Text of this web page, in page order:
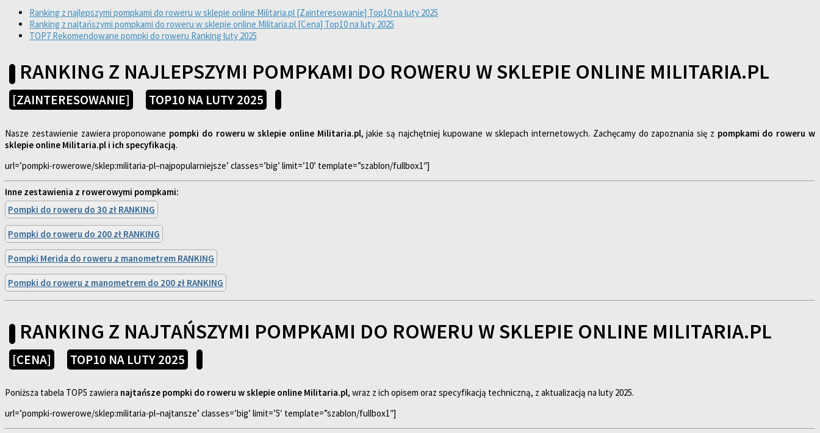
Ranking z najlepszymi pompkami do roweru w sklepie online Militaria.pl [Zainteresowanie] Top10 na luty 2025
Ranking z najtańszymi pompkami do roweru w sklepie online Militaria.pl [Cena] Top10 na luty 2025
TOP7 Rekomendowane pompki do roweru Ranking luty 2025
RANKING Z NAJLEPSZYMI POMPKAMI DO ROWERU W SKLEPIE ONLINE MILITARIA.PL
[ZAINTERESOWANIE] TOP10 NA LUTY 2025
Nasze zestawienie zawiera proponowane pompki do roweru w sklepie online Militaria.pl, jakie są najchętniej kupowane w sklepach internetowych. Zachęcamy do zapoznania się z pompkami do roweru w
sklepie online Militaria.pl i ich specyfikacją.
url=’pompki-rowerowe/sklep:militaria-pl–najpopularniejsze’ classes=’big’ limit=’10’ template=”szablon/fullbox1″]
Inne zestawienia z rowerowymi pompkami:
Pompki do roweru do 30 zł RANKING
Pompki do roweru do 200 zł RANKING
Pompki Merida do roweru z manometrem RANKING
Pompki do roweru z manometrem do 200 zł RANKING
RANKING Z NAJTAŃSZYMI POMPKAMI DO ROWERU W SKLEPIE ONLINE MILITARIA.PL
[CENA] TOP10 NA LUTY 2025
Poniższa tabela TOP5 zawiera najtańsze pompki do roweru w sklepie online Militaria.pl, wraz z ich opisem oraz specyfikacją techniczną, z aktualizacją na luty 2025.
url=’pompki-rowerowe/sklep:militaria-pl–najtansze’ classes=’big’ limit=’5′ template=”szablon/fullbox1″]